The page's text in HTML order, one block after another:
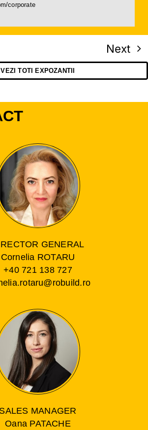
corporate
Next
VEZI TOTI EXPOZANTII
GENERAL
Cornelia ROTARU
+40 721 138 727
SALES MANAGER
Oana PATACHE